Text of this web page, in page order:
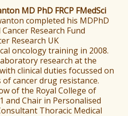
MD PhD FRCP FMedSci
completed his MDPhD
Research Fund
Research UK
oncology training in 2008.
research at the
clinical duties focussed on
cancer drug resistance.
of the Royal College of
and Chair in Personalised
Thoracic Medical